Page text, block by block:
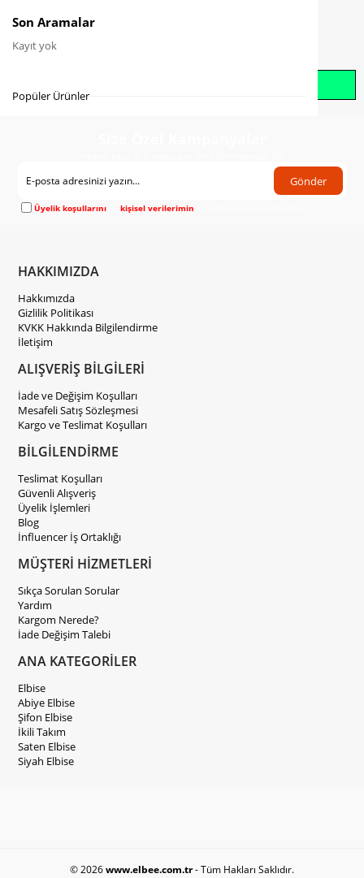
Gönder
Üyelik koşullarını vekişisel verilerimin
HAKKIMIZDA
Hakkımızda
Gizlilik Politikası
KVKK Hakkında Bilgilendirme
İletişim
ALIŞVERİŞ BİLGİLERİ
İade ve Değişim Koşulları
Mesafeli Satış Sözleşmesi
Kargo ve Teslimat Koşulları
BİLGİLENDİRME
Teslimat Koşulları
Güvenli Alışveriş
Üyelik İşlemleri
Blog
İnfluencer İş Ortaklığı
MÜŞTERİ HİZMETLERİ
Sıkça Sorulan Sorular
Yardım
Kargom Nerede?
İade Değişim Talebi
ANA KATEGORİLER
Elbise
Abiye Elbise
Şifon Elbise
İkili Takım
Saten Elbise
Siyah Elbise
© 2026www.elbee.com.tr- Tüm Hakları Saklıdır.
Son Aramalar
Kayıt yok
Popüler Ürünler